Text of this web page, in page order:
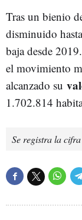
Tras un bienio
disminuido
baja desde
el movimiento
alcanzado su
1.702.814
Se registra la